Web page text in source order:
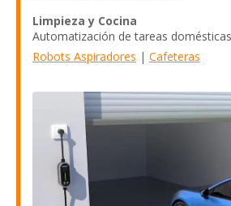
Limpieza y Cocina
Automatización de tareas
Robots Aspiradores | Cafeteras